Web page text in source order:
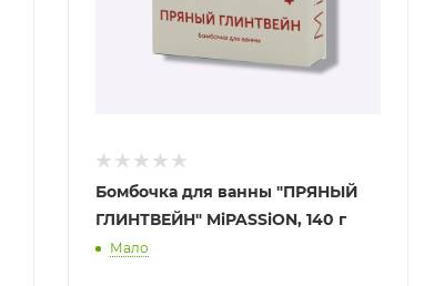
Бомбочка для ванны "ПРЯНЫЙ
ГЛИНТВЕЙН" MiPASSiON, 140 г
Мало